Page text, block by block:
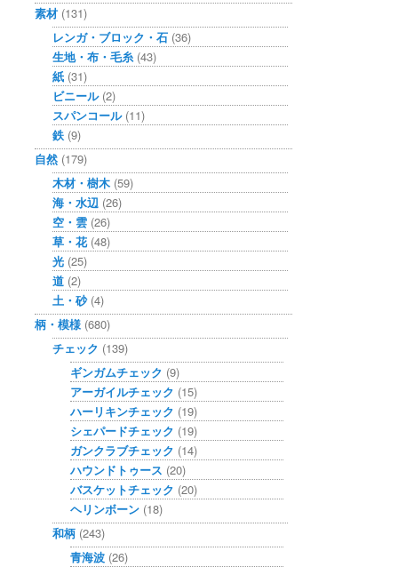
素材 (131)
レンガ・ブロック・石 (36)
生地・布・毛糸(43)
紙 (31)
ビニール(2)
スパンコール(11)
鉄 (9)
自然 (179)
木材・樹木 (59)
海・水辺 (26)
空・雲 (26)
草・花(48)
光 (25)
道 (2)
土・砂(4)
柄・模様 (680)
チェック (139)
ギンガムチェック (9)
アーガイルチェック (15)
ハーリキンチェック (19)
シェパードチェック (19)
ガンクラブチェック (14)
ハウンドトゥース (20)
バスケットチェック (20)
ヘリンボーン (18)
和柄 (243)
青海波 (26)